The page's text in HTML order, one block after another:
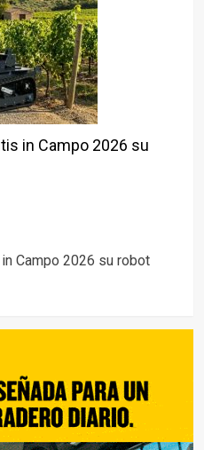
in Campo 2026 su
Campo 2026 su robot